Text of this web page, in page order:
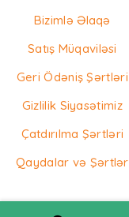
Bizimlə Əlaqə
Satış Müqaviləsi
Geri Ödəniş Şərtləri
Gizlilik Siyasətimiz
Çatdırılma Şərtləri
Qaydalar və Şərtlər